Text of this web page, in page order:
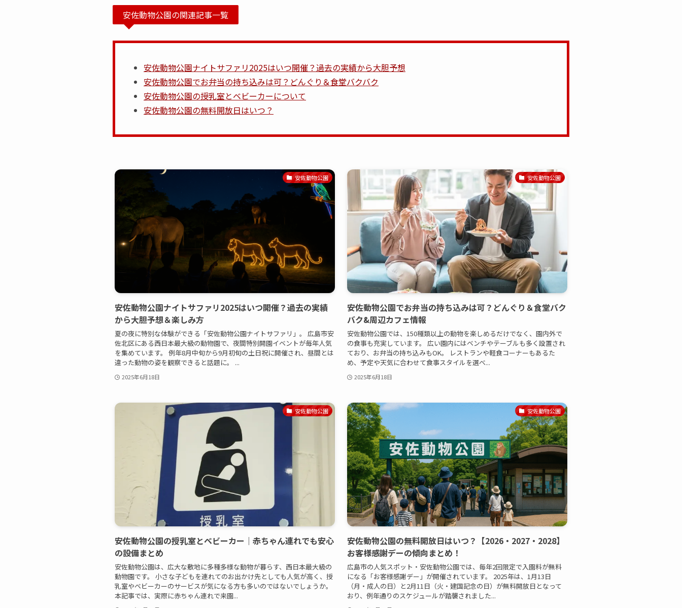
安佐動物公園の関連記事一覧
安佐動物公園ナイトサファリ2025はいつ開催？過去の実績から大胆予想
安佐動物公園でお弁当の持ち込みは可？どんぐり＆食堂バクバク
安佐動物公園の授乳室とベビーカーについて
安佐動物公園の無料開放日はいつ？
安佐動物公園
安佐動物公園ナイトサファリ2025はいつ開催？過去の実績
から大胆予想＆楽しみ方
夏の夜に特別な体験ができる「安佐動物公園ナイトサファリ」。 広島市安
佐北区にある西日本最大級の動物園で、夜間特別開園イベントが毎年人気
を集めています。 例年8月中旬から9月初旬の土日祝に開催され、昼間とは
違った動物の姿を観察できると話題に。 ...
2025年6月18日
安佐動物公園
安佐動物公園でお弁当の持ち込みは可？どんぐり＆食堂バク
バク&周辺カフェ情報
安佐動物公園では、150種類以上の動物を楽しめるだけでなく、園内外で
の食事も充実しています。 広い園内にはベンチやテーブルも多く設置され
ており、お弁当の持ち込みもOK。 レストランや軽食コーナーもあるた
め、予定や天気に合わせて食事スタイルを選べ...
2025年6月18日
安佐動物公園
安佐動物公園の授乳室とベビーカー｜赤ちゃん連れでも安心
の設備まとめ
安佐動物公園は、広大な敷地に多種多様な動物が暮らす、西日本最大級の
動物園です。 小さな子どもを連れてのお出かけ先としても人気が高く、授
乳室やベビーカーのサービスが気になる方も多いのではないでしょうか。
本記事では、実際に赤ちゃん連れで来園...
安佐動物公園
安佐動物公園の無料開放日はいつ？【2026・2027・2028】
お客様感謝デーの傾向まとめ！
広島市の人気スポット・安佐動物公園では、毎年2回限定で入園料が無料
になる「お客様感謝デー」が開催されています。 2025年は、1月13日
（月・成人の日）と2月11日（火・建国記念の日）が無料開放日となって
おり、例年通りのスケジュールが踏襲されました...